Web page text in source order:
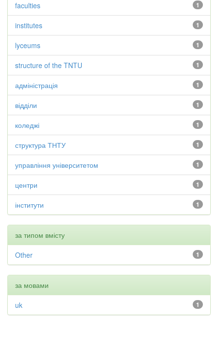
1
faculties
1
institutes
1
lyceums
1
structure of the TNTU
1
адміністрація
1
відділи
1
коледжі
1
структура ТНТУ
1
управління університетом
1
центри
1
інститути
за типом вмісту
1
Other
за мовами
1
uk